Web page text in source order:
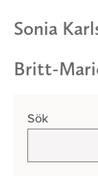
Sonia
Britt-
Sök